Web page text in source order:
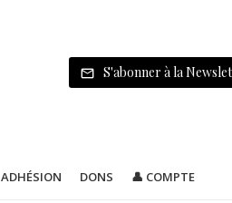
S'abonner à la
ADHÉSION DONS 👤 COMPTE